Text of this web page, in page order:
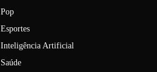
Pop
Esportes
Inteligência Artificial
Saúde